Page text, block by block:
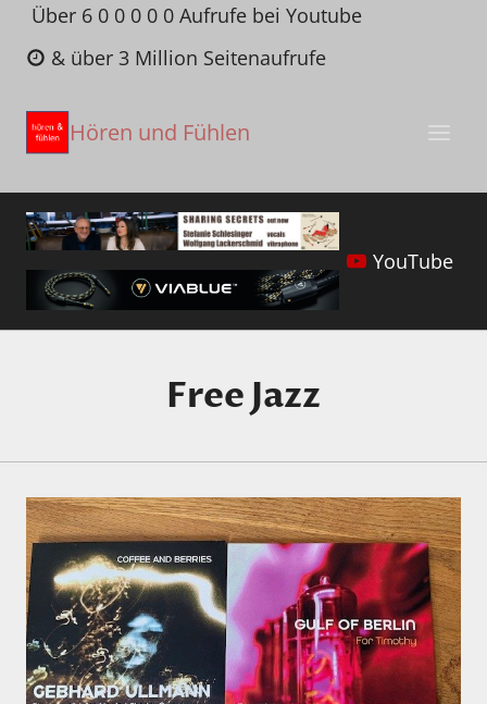
Zum
Inhalt
springen
Über 6 0 0 0 0 0 Aufrufe bei Youtube
& über 3 Million Seitenaufrufe
Hören und Fühlen
YouTube
Free Jazz